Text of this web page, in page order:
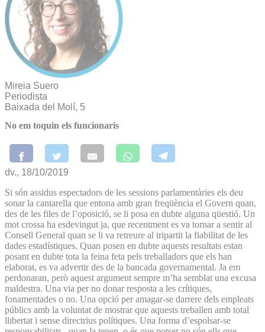
Mireia Suero
Periodista
Baixada del Molí, 5
No em toquin els funcionaris
dv., 18/10/2019
Si són assidus espectadors de les sessions parlamentàries els deu
sonar la cantarella que entona amb gran freqüència el Govern quan,
des de les files de l’oposició, se li posa en dubte alguna qüestió. Un
mot crossa ha esdevingut ja, que recentment es va tornar a sentir al
Consell General quan se li va retreure al tripartit la fiabilitat de les
dades estadístiques. Quan posen en dubte aquests resultats estan
posant en dubte tota la feina feta pels treballadors que els han
elaborat, es va advertir des de la bancada governamental. Ja em
perdonaran, però aquest argument sempre m’ha semblat una excusa
maldestra. Una via per no donar resposta a les crítiques,
fonamentades o no. Una opció per amagar-se darrere dels empleats
públics amb la voluntat de mostrar que aquests treballen amb total
llibertat i sense directrius polítiques. Una forma d’espolsar-se